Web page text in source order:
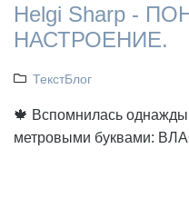
Helgi Sharp -
НАСТРОЕНИЕ.
ТекстБлог
🍁 Вспомнилась
метровыми буквами: